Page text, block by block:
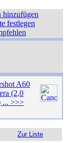
hinzufügen
festlegen
A60
(2,0
... >>>
Zur Liste